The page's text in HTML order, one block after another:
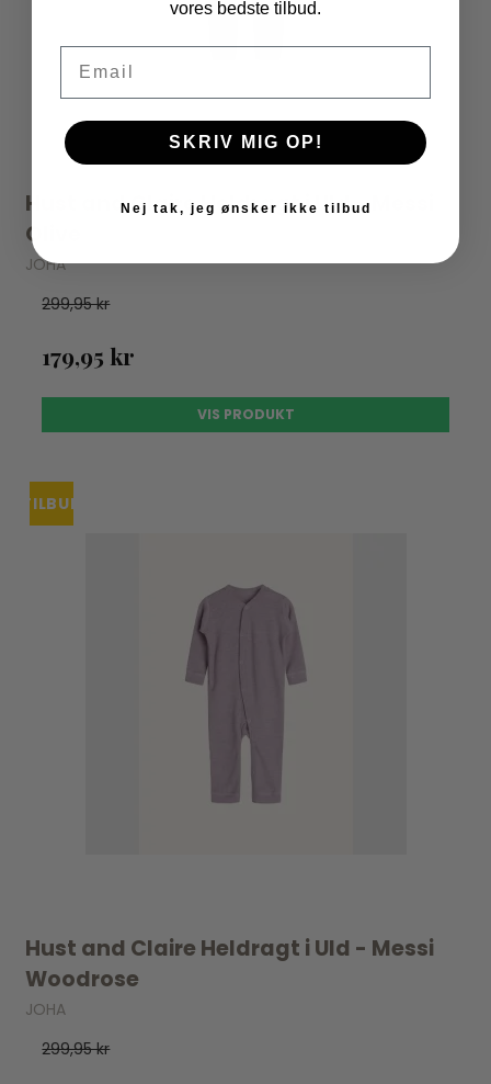
Hust and Claire Heldragt i Uld - Messi
Olive
JOHA
299,95 kr
179,95 kr
VIS PRODUKT
TILBUD
Hust and Claire Heldragt i Uld - Messi
Woodrose
JOHA
299,95 kr
vores bedste tilbud.
SKRIV MIG OP!
Nej tak, jeg ønsker ikke tilbud